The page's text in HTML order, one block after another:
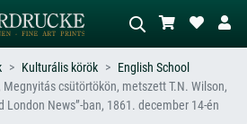
MI-képkereső
Kulturális körök
English School
Megnyitás csütörtökön, metszett T.N. Wilson,
London News”-ban, 1861. december 14-én